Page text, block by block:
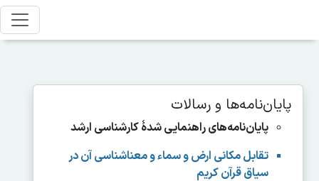
پایان‌نامه‌ها و رسالات
پایان‌نامه‌های راهنمایی شدۀ کارشناسی ارشد
تقابل مکانی ارض و سماء و معناشناسی آن در
سیاق قرآن کریم